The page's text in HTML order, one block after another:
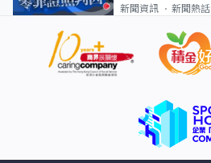
新聞資訊 新聞熱話